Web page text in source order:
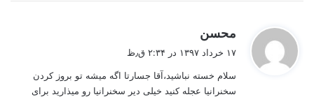
محسن
:
۱۷ خرداد ۱۳۹۷ در ۲:۳۴ ق٫ظ
سلام خسته نباشید،آقا جسارتا اگه میشه تو بروز کردن
سخنرانیا عجله کنید خیلی دیر سخنرانیا رو میذارید برای